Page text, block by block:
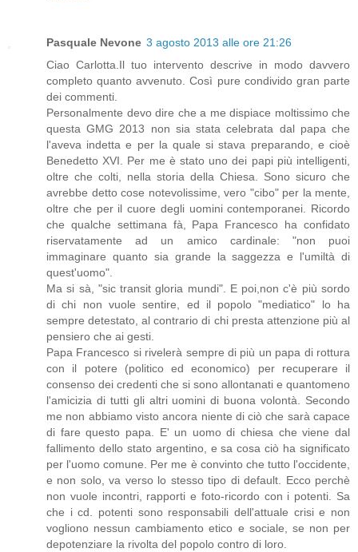
Pasquale Nevone 3 agosto 2013 alle ore 21:26
Ciao Carlotta.Il tuo intervento descrive in modo davvero
completo quanto avvenuto. Così pure condivido gran parte
dei commenti.
Personalmente devo dire che a me dispiace moltissimo che
questa GMG 2013 non sia stata celebrata dal papa che
l'aveva indetta e per la quale si stava preparando, e cioè
Benedetto XVI. Per me è stato uno dei papi più intelligenti,
oltre che colti, nella storia della Chiesa. Sono sicuro che
avrebbe detto cose notevolissime, vero "cibo" per la mente,
oltre che per il cuore degli uomini contemporanei. Ricordo
che qualche settimana fà, Papa Francesco ha confidato
riservatamente ad un amico cardinale: "non puoi
immaginare quanto sia grande la saggezza e l'umiltà di
quest'uomo".
Ma si sà, "sic transit gloria mundi". E poi,non c'è più sordo
di chi non vuole sentire, ed il popolo "mediatico" lo ha
sempre detestato, al contrario di chi presta attenzione più al
pensiero che ai gesti.
Papa Francesco si rivelerà sempre di più un papa di rottura
con il potere (politico ed economico) per recuperare il
consenso dei credenti che si sono allontanati e quantomeno
l'amicizia di tutti gli altri uomini di buona volontà. Secondo
me non abbiamo visto ancora niente di ciò che sarà capace
di fare questo papa. E' un uomo di chiesa che viene dal
fallimento dello stato argentino, e sa cosa ciò ha significato
per l'uomo comune. Per me è convinto che tutto l'occidente,
e non solo, va verso lo stesso tipo di default. Ecco perchè
non vuole incontri, rapporti e foto-ricordo con i potenti. Sa
che i cd. potenti sono responsabili dell'attuale crisi e non
vogliono nessun cambiamento etico e sociale, se non per
depotenziare la rivolta del popolo contro di loro.